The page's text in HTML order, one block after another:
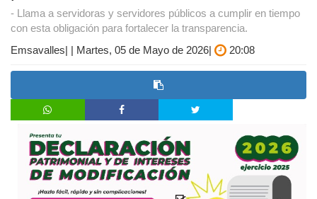
- Llama a servidoras y servidores públicos a cumplir en tiempo
con esta obligación para fortalecer la transparencia.
Emsavalles| | Martes, 05 de Mayo de 2026|
20:08